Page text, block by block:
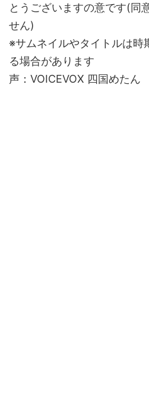
とうございますの意です(同
せん)
※サムネイルやタイトルは時
る場合があります
声：VOICEVOX 四国めたん